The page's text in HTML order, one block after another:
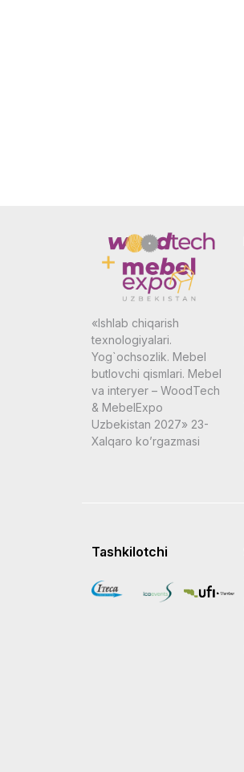
«Ishlab chiqarish
texnologiyalari.
Yog`ochsozlik. Mebel
butlovchi qismlari. Mebel
va interyer – WoodTech
& MebelExpo
Uzbekistan 2027» 23-
Xalqaro ko’rgazmasi
Tashkilotchi